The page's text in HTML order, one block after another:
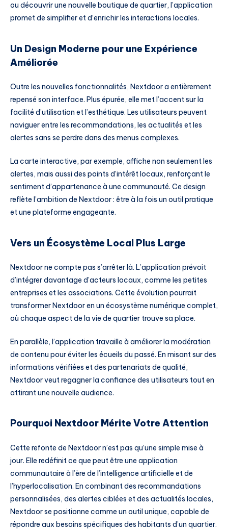
ou découvrir une nouvelle boutique de quartier, l’application
promet de simplifier et d’enrichir les interactions locales.
Un Design Moderne pour une Expérience
Améliorée
Outre les nouvelles fonctionnalités, Nextdoor a entièrement
repensé son interface. Plus épurée, elle met l’accent sur la
facilité d’utilisation et l’esthétique. Les utilisateurs peuvent
naviguer entre les recommandations, les actualités et les
alertes sans se perdre dans des menus complexes.
La carte interactive, par exemple, affiche non seulement les
alertes, mais aussi des points d’intérêt locaux, renforçant le
sentiment d’appartenance à une communauté. Ce design
reflète l’ambition de Nextdoor : être à la fois un outil pratique
et une plateforme engageante.
Vers un Écosystème Local Plus Large
Nextdoor ne compte pas s’arrêter là. L’application prévoit
d’intégrer davantage d’acteurs locaux, comme les petites
entreprises et les associations. Cette évolution pourrait
transformer Nextdoor en un écosystème numérique complet,
où chaque aspect de la vie de quartier trouve sa place.
En parallèle, l’application travaille à améliorer la modération
de contenu pour éviter les écueils du passé. En misant sur des
informations vérifiées et des partenariats de qualité,
Nextdoor veut regagner la confiance des utilisateurs tout en
attirant une nouvelle audience.
Pourquoi Nextdoor Mérite Votre Attention
Cette refonte de Nextdoor n’est pas qu’une simple mise à
jour. Elle redéfinit ce que peut être une application
communautaire à l’ère de l’intelligence artificielle et de
l’hyperlocalisation. En combinant des recommandations
personnalisées, des alertes ciblées et des actualités locales,
Nextdoor se positionne comme un outil unique, capable de
répondre aux besoins spécifiques des habitants d’un quartier.